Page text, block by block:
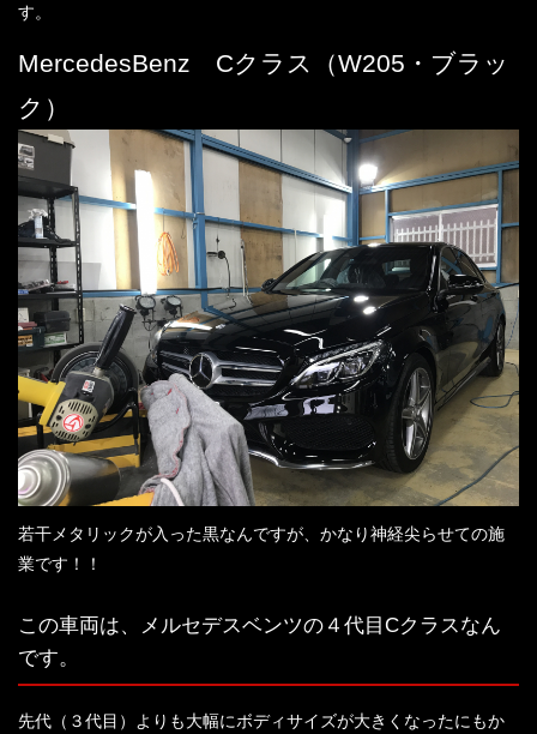
プライバシーポリシー
お問い合わせ
コーティングギャラリー
最新情報
スタッフブログ
す。
MercedesBenz Cクラス（W205・ブラッ
ク）
若干メタリックが入った黒なんですが、かなり神経尖らせての施
業です！！
この車両は、メルセデスベンツの４代目Cクラスなん
です。
先代（３代目）よりも大幅にボディサイズが大きくなったにもか